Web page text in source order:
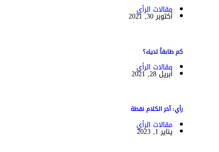
مقالات الرأي
أكتوبر 30, 2021
كم طابقاً لديك؟
مقالات الرأي
أبريل 28, 2021
رأي: آخر الكلام نقطة
مقالات الرأي
يناير 1, 2023